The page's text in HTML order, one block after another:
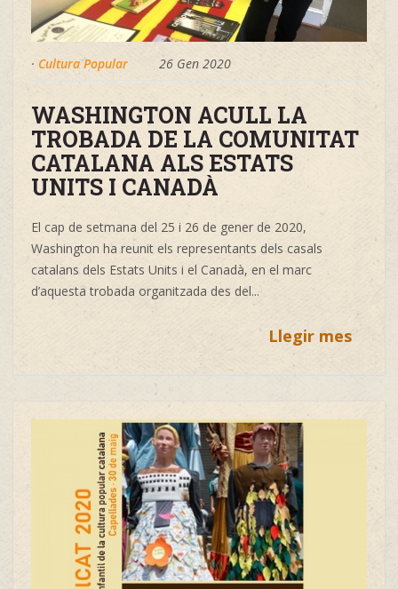
· Cultura Popular 26 Gen 2020
WASHINGTON ACULL LA
TROBADA DE LA COMUNITAT
CATALANA ALS ESTATS
UNITS I CANADÀ
El cap de setmana del 25 i 26 de gener de 2020,
Washington ha reunit els representants dels casals
catalans dels Estats Units i el Canadà, en el marc
d’aquesta trobada organitzada des del...
Llegir mes